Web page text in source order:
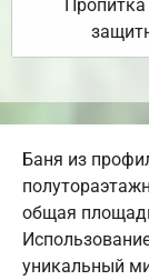
Баня из
общая
уникальный